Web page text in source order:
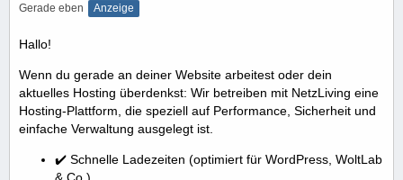
Gerade eben Anzeige
Hallo!
Wenn du gerade an deiner Website arbeitest oder dein
aktuelles Hosting überdenkst: Wir betreiben mit NetzLiving eine
Hosting-Plattform, die speziell auf Performance, Sicherheit und
einfache Verwaltung ausgelegt ist.
✔️ Schnelle Ladezeiten (optimiert für WordPress, WoltLab
& Co.)